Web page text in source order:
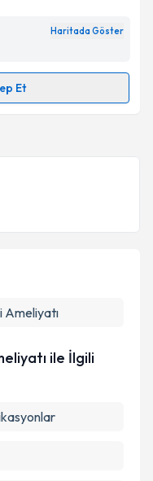
ilişkin
Aydınlatma
belirtilen
ediyorum.
Haritada Göster
Et
posta ile
ilişkinAydınlatma
Ameliyatı
ile İlgili